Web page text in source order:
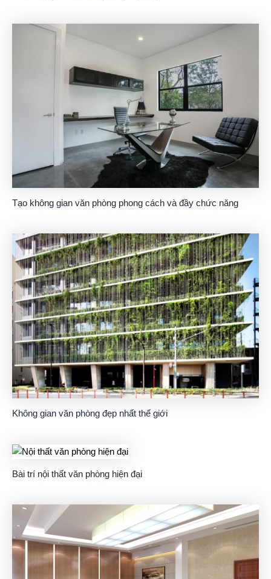
Tạo không gian văn phòng phong cách và đầy chức năng
Không gian văn phòng đẹp nhất thế giới
Bài trí nội thất văn phòng hiện đại